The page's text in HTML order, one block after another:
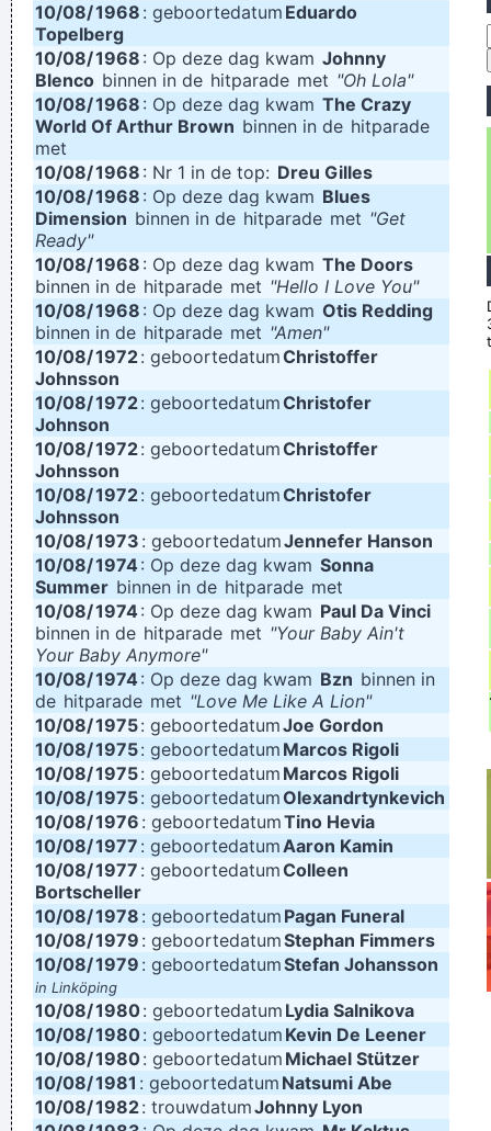
Marilyn Manson has a woman´s name and wears makeup.
I think I am a child. Everything blows my mind.~ Marc Bolan
Betty sings about starlight and champagne. I sing about dead
rabbits and blow jobs. When I say music is violence, she says
it´s love; when I say it´s math, she says it´s tap dancing.
Kristin Hersh
10/08/1968 : geboortedatum Eduardo
Topelberg
10/08/1968 : Op deze dag kwam Johnny
Blenco binnen in de hitparade met "Oh Lola"
10/08/1968 : Op deze dag kwam The Crazy
World Of Arthur Brown binnen in de hitparade
met
10/08/1968 : Nr 1 in de top: Dreu Gilles
10/08/1968 : Op deze dag kwam Blues
Dimension binnen in de hitparade met "Get
Ready"
10/08/1968 : Op deze dag kwam The Doors
binnen in de hitparade met "Hello I Love You"
10/08/1968 : Op deze dag kwam Otis Redding
binnen in de hitparade met "Amen"
10/08/1972: geboortedatumChristoffer
Johnsson
10/08/1972: geboortedatumChristofer
Johnson
10/08/1972: geboortedatumChristoffer
Johnsson
10/08/1972: geboortedatumChristofer
Johnsson
10/08/1973 : geboortedatumJennefer Hanson
10/08/1974 : Op deze dag kwam Sonna
Summer binnen in de hitparade met
10/08/1974: Op deze dag kwam Paul Da Vinci
binnen in de hitparade met "Your Baby Ain't
Your Baby Anymore"
10/08/1974 : Op deze dag kwam Bzn binnen in
de hitparade met "Love Me Like A Lion"
10/08/1975: geboortedatumJoe Gordon
10/08/1975: geboortedatum Marcos Rigoli
10/08/1975: geboortedatum Marcos Rigoli
10/08/1975: geboortedatumOlexandrtynkevich
10/08/1976 : geboortedatumTino Hevia
10/08/1977 : geboortedatumAaron Kamin
10/08/1977 : geboortedatumColleen
Bortscheller
10/08/1978 : geboortedatum Pagan Funeral
10/08/1979 : geboortedatumStephan Fimmers
10/08/1979 : geboortedatumStefan Johansson
in Linköping
10/08/1980: geboortedatum Lydia Salnikova
10/08/1980: geboortedatum Kevin De Leener
10/08/1980: geboortedatum Michael Stützer
10/08/1981 : geboortedatum Natsumi Abe
10/08/1982: trouwdatumJohnny Lyon